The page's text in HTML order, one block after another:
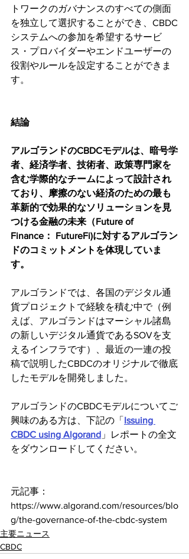
トワークのガバナンスのすべての側面
を独立して選択することができ、CBDC
システムへの参加を希望するサービ
ス・プロバイダーやエンドユーザーの
役割やルールを設定することができま
す。
結論
アルゴランドのCBDCモデルは、暗号学
者、経済学者、技術者、政策専門家を
含む学際的なチームによって設計され
ており、摩擦のない経済のための最も
革新的で効果的なソリューションを見
つける金融の未来（Future of
Finance： FutureFi)に対するアルゴラン
ドのコミットメントを体現していま
す。
アルゴランドでは、各国のデジタル通
貨プロジェクトで経験を積む中で（例
えば、アルゴランドはマーシャル諸島
の新しいデジタル通貨であるSOVを支
えるインフラです）、最近の一連の投
稿で説明したCBDCのオリジナルで徹底
したモデルを開発しました。
アルゴランドのCBDCモデルについてご
興味のある方は、下記の「 Issuing
CBDC using Algorand 」レポートの全文
をダウンロードしてください。
元記事：
https://www.algorand.com/resources/blo
g/the-governance-of-the-cbdc-system
主要ニュース
CBDC